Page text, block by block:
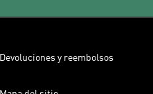
Devoluciones y reembolsos